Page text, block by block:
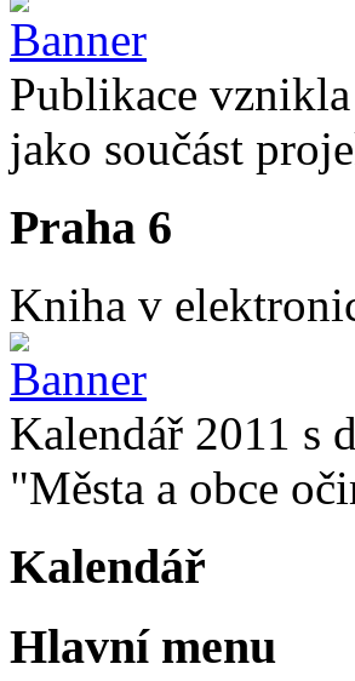
Publikace vznikla
jako součást
Praha 6
Kniha v
Kalendář 2011 s
"Města a obce
Kalendář
Hlavní menu